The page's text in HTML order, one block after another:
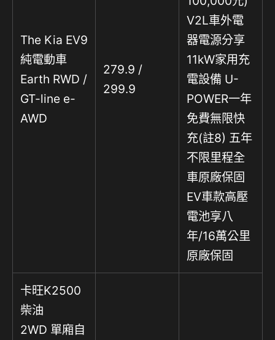
The Kia EV9
純電動車
Earth RWD /
GT-line e-
AWD
279.9 /
299.9
V2L車外電
器電源分享
11kW家用充
電設備 U-
POWER一年
免費無限快
充(註8) 五年
不限里程全
車原廠保固
EV車款高壓
電池享八
年/16萬公里
原廠保固
卡旺K2500
柴油
2WD 單廂自